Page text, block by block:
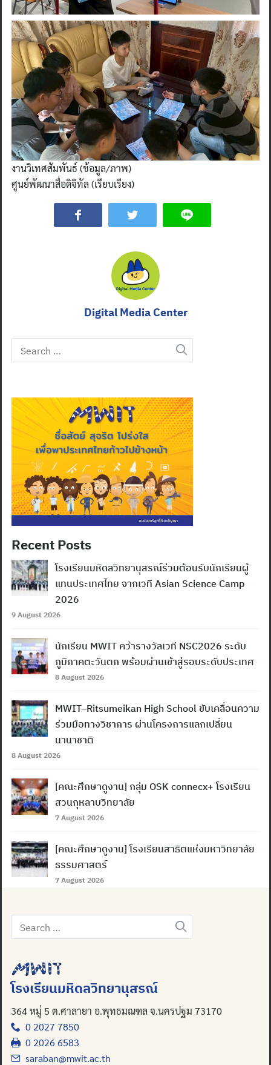
งานวิเทศสัมพันธ์ (ข้อมูล/ภาพ)
ศูนย์พัฒนาสื่อดิจิทัล (เรียบเรียง)
Digital Media Center
Search
for:
Recent Posts
โรงเรียนมหิดลวิทยานุสรณ์ร่วมต้อนรับนักเรียนผู้
แทนประเทศไทย จากเวที Asian Science Camp
2026
9 August 2026
นักเรียน MWIT คว้ารางวัลเวที NSC2026 ระดับ
ภูมิภาคตะวันตก พร้อมผ่านเข้าสู่รอบระดับประเทศ
8 August 2026
MWIT–Ritsumeikan High School ขับเคลื่อนความ
ร่วมมือทางวิชาการ ผ่านโครงการแลกเปลี่ยน
นานาชาติ
8 August 2026
[คณะศึกษาดูงาน] กลุ่ม OSK connecx+ โรงเรียน
สวนกุหลาบวิทยาลัย
7 August 2026
[คณะศึกษาดูงาน] โรงเรียนสาธิตแห่งมหาวิทยาลัย
ธรรมศาสตร์
7 August 2026
Search
for:
โรงเรียนมหิดลวิทยานุสรณ์
364 หมู่ 5 ต.ศาลายา อ.พุทธมณฑล จ.นครปฐม 73170
0 2027 7850
0 2026 6583
saraban@mwit.ac.th